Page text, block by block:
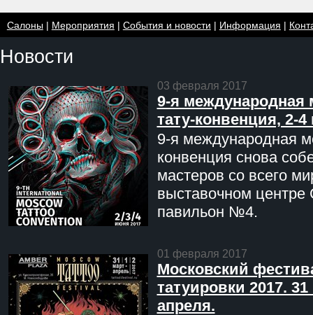
Салоны| Мероприятия | События и новости | Информация |
Новости
03 февраля 2017
9-я международная
тату-конвенция, 2-
9-я международная
конвенция снова
мастеров со всего
выставочном центре
павильон №4.
01 февраля 2017
Московский
татуировки 2017. 31
апреля.